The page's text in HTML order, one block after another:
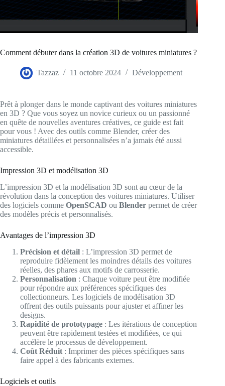
Comment débuter dans la création 3D de voitures miniatures ?
Tazzaz 11 octobre 2024 Développement
Prêt à plonger dans le monde captivant des voitures miniatures
en 3D ? Que vous soyez un novice curieux ou un passionné
en quête de nouvelles aventures créatives, ce guide est fait
pour vous ! Avec des outils comme Blender, créer des
miniatures détaillées et personnalisées n’a jamais été aussi
accessible.
Impression 3D et modélisation 3D
L’impression 3D et la modélisation 3D sont au cœur de la
révolution dans la conception des voitures miniatures. Utiliser
des logiciels comme OpenSCAD ou Blender permet de créer
des modèles précis et personnalisés.
Avantages de l’impression 3D
Précision et détail : L’impression 3D permet de
reproduire fidèlement les moindres détails des voitures
réelles, des phares aux motifs de carrosserie.
Personnalisation : Chaque voiture peut être modifiée
pour répondre aux préférences spécifiques des
collectionneurs. Les logiciels de modélisation 3D
offrent des outils puissants pour ajuster et affiner les
designs.
Rapidité de prototypage : Les itérations de conception
peuvent être rapidement testées et modifiées, ce qui
accélère le processus de développement.
Coût Réduit : Imprimer des pièces spécifiques sans
faire appel à des fabricants externes.
Logiciels et outils